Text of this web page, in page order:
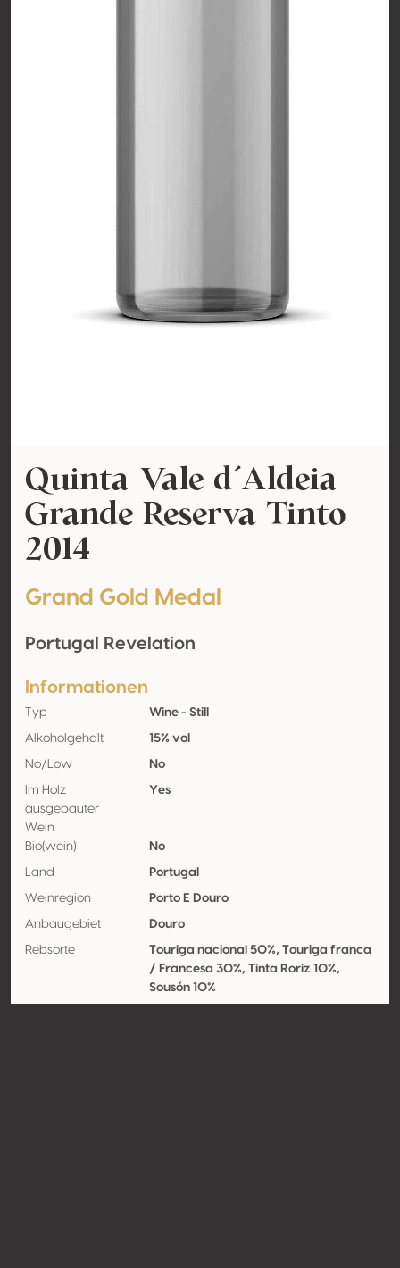
Quinta Vale d´Aldeia
Grande Reserva Tinto
2014
Grand Gold Medal
Portugal Revelation
Informationen
Typ Wine - Still
Alkoholgehalt 15% vol
No/Low No
Im Holz
ausgebauter
Wein
Yes
Bio(wein) No
Land Portugal
Weinregion Porto E Douro
Anbaugebiet Douro
Rebsorte
Touriga nacional 50%, Touriga franca
/ Francesa 30%, Tinta Roriz 10%,
Sousón 10%